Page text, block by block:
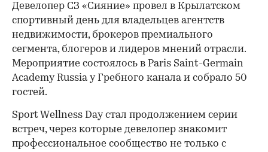
Девелопер СЗ «Сияние» провел в Крылатском
спортивный день для владельцев агентств
недвижимости, брокеров премиального
сегмента, блогеров и лидеров мнений отрасли.
Мероприятие состоялось в Paris Saint-Germain
Academy Russia у Гребного канала и собрало 50
гостей.
Sport Wellness Day стал продолжением серии
встреч, через которые девелопер знакомит
профессиональное сообщество не только с